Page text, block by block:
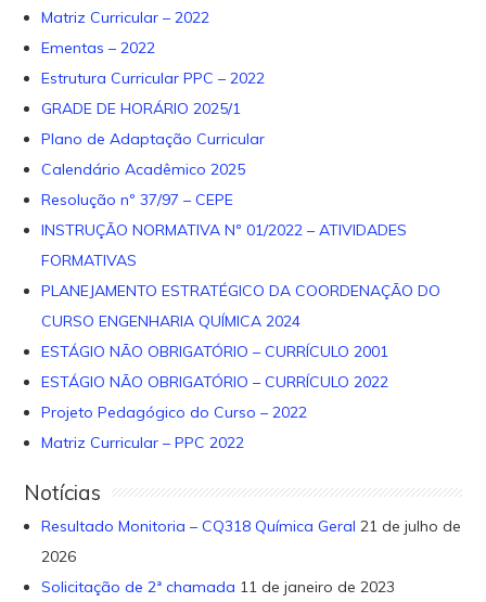
Matriz Curricular – 2022
Ementas – 2022
Estrutura Curricular PPC – 2022
GRADE DE HORÁRIO 2025/1
Plano de Adaptação Curricular
Calendário Acadêmico 2025
Resolução nº 37/97 – CEPE
INSTRUÇÃO NORMATIVA Nº 01/2022 – ATIVIDADES
FORMATIVAS
PLANEJAMENTO ESTRATÉGICO DA COORDENAÇÃO DO
CURSO ENGENHARIA QUÍMICA 2024
ESTÁGIO NÃO OBRIGATÓRIO – CURRÍCULO 2001
ESTÁGIO NÃO OBRIGATÓRIO – CURRÍCULO 2022
Projeto Pedagógico do Curso – 2022
Matriz Curricular – PPC 2022
Notícias
Resultado Monitoria – CQ318 Química Geral 21 de julho de
2026
Solicitação de 2ª chamada 11 de janeiro de 2023